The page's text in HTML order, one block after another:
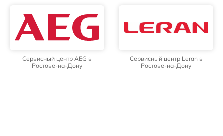
Сервисный центр AEG в
Ростове-на-Дону
Сервисный центр Leran в
Ростове-на-Дону